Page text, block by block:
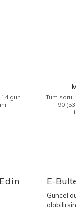
14 gün
Tüm
+90
E-
Güncel